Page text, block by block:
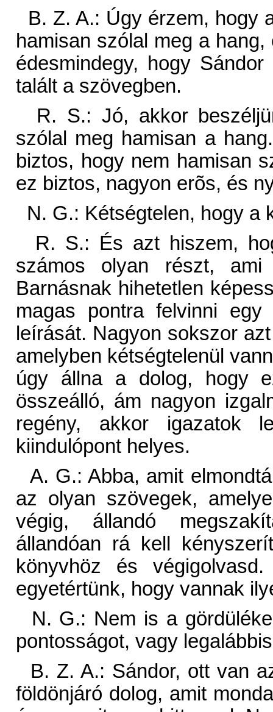
B. Z. A.: Úgy érzem, hogy
hamisan szólal meg a
édesmindegy, hogy
talált a szövegben.
R. S.: Jó, akkor
szólal meg hamisan a
biztos, hogy nem hamisan
ez biztos, nagyon erõs, és
N. G.: Kétségtelen, hogy a
R. S.: És azt hiszem,
számos olyan részt, ami
Barnásnak hihetetlen
magas pontra felvinni
leírását. Nagyon sokszor
amelyben kétségtelenül
úgy állna a dolog, hogy
összeálló, ám nagyon
regény, akkor igazatok
kiindulópont helyes.
A. G.: Abba, amit
az olyan szövegek,
végig, állandó
állandóan rá kell
könyvhöz és
egyetértünk, hogy vannak
N. G.: Nem is a
pontosságot, vagy
B. Z. A.: Sándor, ott van
földönjáró dolog, amit